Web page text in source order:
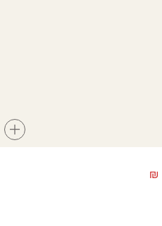
+
₪